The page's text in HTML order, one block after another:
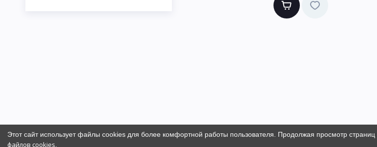
Этот сайт использует файлы cookies для более комфортной работы пользователя. Продолжая просмотр страниц
файлов cookies